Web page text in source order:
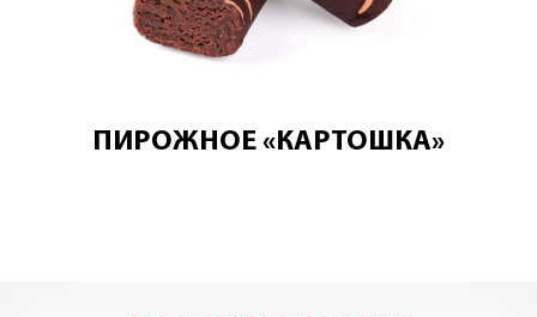
ПИРОЖНОЕ «КАРТОШКА»